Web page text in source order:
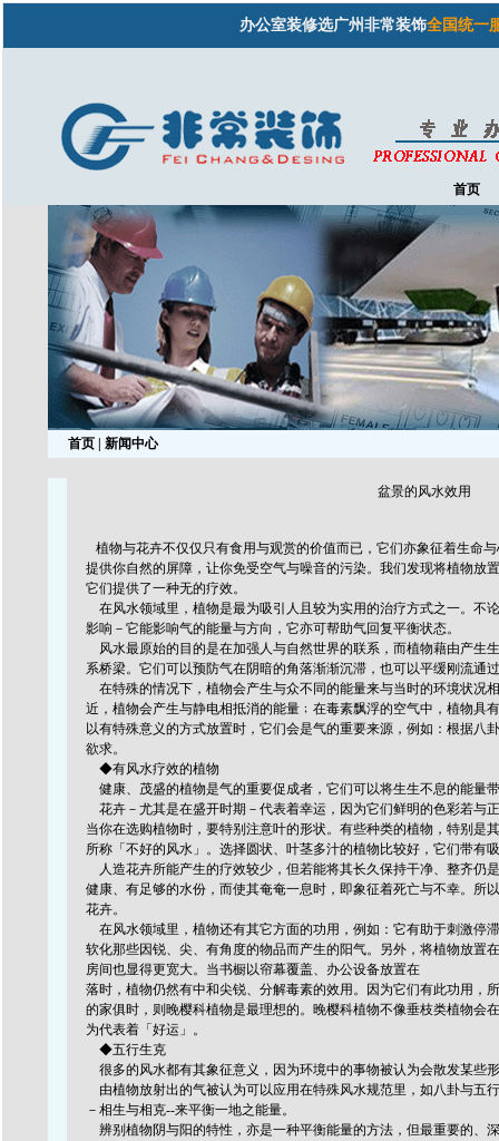
办公室装修选广州非常装饰全国统一
首页
首页 | 新闻中心
盆景的风水效用
植物与花卉不仅仅只有食用与观赏的价值而已，它们亦象征着生命
提供你自然的屏障，让你免受空气与噪音的污染。我们发现将植物放
它们提供了一种无的疗效。
在风水领域里，植物是最为吸引人且较为实用的治疗方式之一。不
影响－它能影响气的能量与方向，它亦可帮助气回复平衡状态。
风水最原始的目的是在加强人与自然世界的联系，而植物藉由产生
系桥梁。它们可以预防气在阴暗的角落渐渐沉滞，也可以平缓刚流通
在特殊的情况下，植物会产生与众不同的能量来与当时的环境状况
近，植物会产生与静电相抵消的能量﹔在毒素飘浮的空气中，植物具
以有特殊意义的方式放置时，它们会是气的重要来源，例如：根据八
欲求。
◆有风水疗效的植物
健康、茂盛的植物是气的重要促成者，它们可以将生生不息的能量
花卉－尤其是在盛开时期－代表着幸运，因为它们鲜明的色彩若与
当你在选购植物时，要特别注意叶的形状。有些种类的植物，特别是
所称「不好的风水」。选择圆状、叶茎多汁的植物比较好，它们带有
人造花卉所能产生的疗效较少，但若能将其长久保持干净、整齐仍
健康、有足够的水份，而使其奄奄一息时，即象征着死亡与不幸。所
花卉。
在风水领域里，植物还有其它方面的功用，例如：它有助于刺激停
软化那些因锐、尖、有角度的物品而产生的阳气。另外，将植物放置
房间也显得更宽大。当书橱以帘幕覆盖、办公设备放置在
落时，植物仍然有中和尖锐、分解毒素的效用。因为它们有此功用，
的家俱时，则晚樱科植物是最理想的。晚樱科植物不像垂枝类植物会
为代表着「好运」。
◆五行生克
很多的风水都有其象征意义，因为环境中的事物被认为会散发某些
由植物放射出的气被认为可以应用在特殊风水规范里，如八卦与五
－相生与相克--来平衡一地之能量。
辨别植物阴与阳的特性，亦是一种平衡能量的方法，但最重要的、